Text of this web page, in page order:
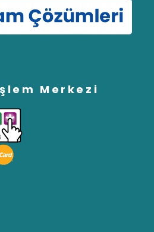
Merkezi